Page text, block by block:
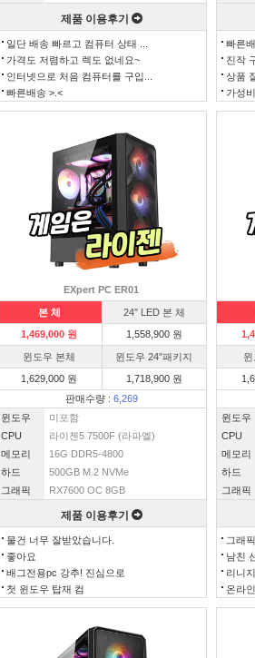
제품 이용후기
일단 배송 빠르고 컴퓨터 상태 ...
가격도 저렴하고 렉도 없네요~
인터넷으로 처음 컴퓨터를 구입...
빠른배송 >.<
빠른
진작
상품
가성
EXpert PC ER01
본 체
24″ LED 본 체
1,469,000 원
1,558,900 원
윈도우 본체
윈도우 24″패키지
1,629,000 원
1,718,900 원
판매수량 : 6,269
윈도우
미포함
CPU
라이젠5 7500F (라파엘)
메모리
16G DDR5-4800
하드
500GB M.2 NVMe
그래픽
RX7600 OC 8GB
제품 이용후기
물건 너무 잘받았습니다.
좋아요
배그전용pc 강추! 진심으로
첫 윈도우 탑재 컴
윈도우
CPU
메모리
하드
그래픽
그래
남친
리니
온라